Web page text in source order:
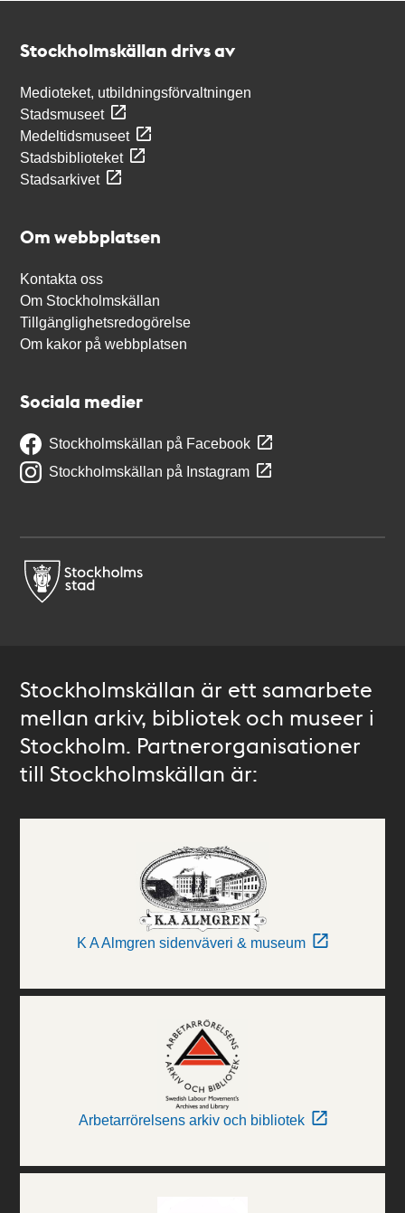
Stockholmskällan drivs av
Medioteket, utbildningsförvaltningen
Stadsmuseet
Medeltidsmuseet
Stadsbiblioteket
Stadsarkivet
Om webbplatsen
Kontakta oss
Om Stockholmskällan
Tillgänglighetsredogörelse
Om kakor på webbplatsen
Sociala medier
Stockholmskällan på Facebook
Stockholmskällan på Instagram
Stockholmskällan är ett samarbete
mellan arkiv, bibliotek och museer i
Stockholm. Partnerorganisationer
till Stockholmskällan är:
K A Almgren sidenväveri & museum
Arbetarrörelsens arkiv och bibliotek